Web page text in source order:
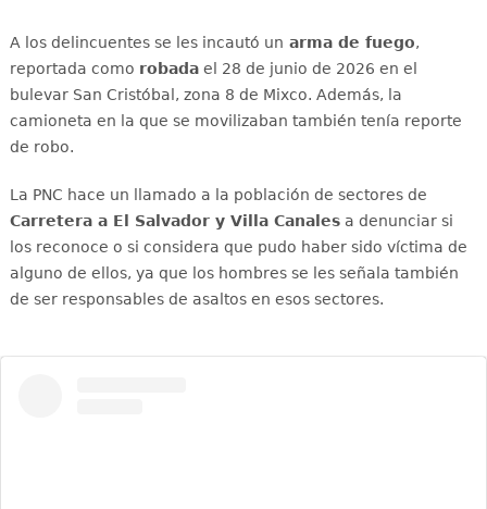
A los delincuentes se les incautó un arma de fuego,
reportada como robadael 28 de junio de 2026 en el
bulevar San Cristóbal, zona 8 de Mixco. Además, la
camioneta en la que se movilizaban también tenía reporte
de robo.
La PNC hace un llamado a la población de sectores de
Carretera a El Salvador y Villa Canalesa denunciar si
los reconoce o si considera que pudo haber sido víctima de
alguno de ellos, ya que los hombres se les señala también
de ser responsables de asaltos en esos sectores.